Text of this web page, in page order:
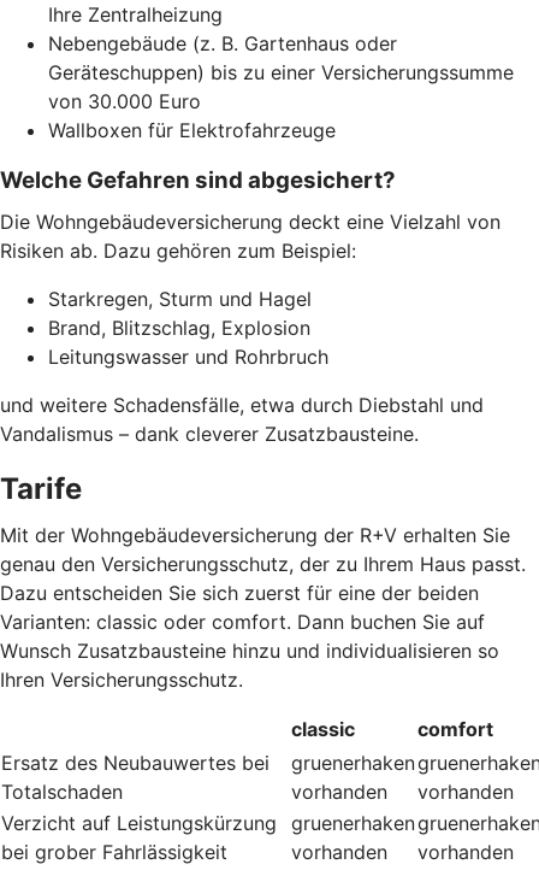
Ihre Zentralheizung
Nebengebäude (z. B. Gartenhaus oder
Geräteschuppen) bis zu einer Versicherungssumme
von 30.000 Euro
Wallboxen für Elektrofahrzeuge
Welche Gefahren sind abgesichert?
Die Wohngebäudeversicherung deckt eine Vielzahl von
Risiken ab. Dazu gehören zum Beispiel:
Starkregen, Sturm und Hagel
Brand, Blitzschlag, Explosion
Leitungswasser und Rohrbruch
und weitere Schadensfälle, etwa durch Diebstahl und
Vandalismus – dank cleverer Zusatzbausteine.
Tarife
Mit der Wohngebäudeversicherung der R+V erhalten Sie
genau den Versicherungsschutz, der zu Ihrem Haus passt.
Dazu entscheiden Sie sich zuerst für eine der beiden
Varianten: classic oder comfort. Dann buchen Sie auf
Wunsch Zusatzbausteine hinzu und individualisieren so
Ihren Versicherungsschutz.
classic
comfort
Ersatz des Neubauwertes bei
Totalschaden
gruenerhaken
vorhanden
vorhanden
Verzicht auf Leistungskürzung
bei grober Fahrlässigkeit
gruenerhaken
vorhanden
vorhanden